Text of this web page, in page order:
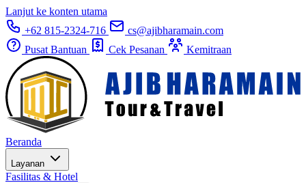
Lanjut ke konten utama
+62 815-2324-716
cs@ajibharamain.com
Pusat Bantuan
Cek Pesanan Kemitraan
Beranda
Layanan
Fasilitas & Hotel